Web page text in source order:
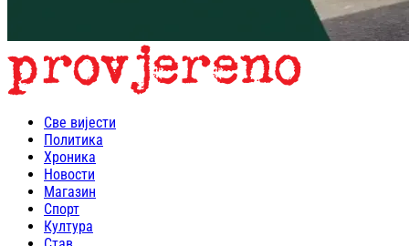
Све вијести
Политика
Хроника
Новости
Магазин
Спорт
Култура